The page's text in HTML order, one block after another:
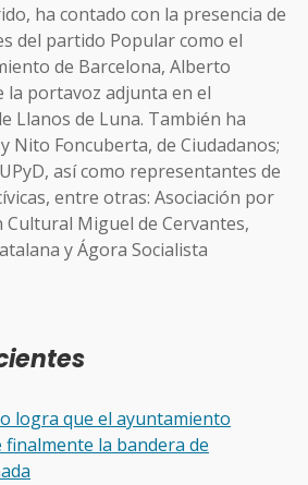
ha contado con la presencia de
del partido Popular como el
de Barcelona, Alberto
la portavoz adjunta en el
Llanos de Luna. También ha
Nito Foncuberta, de Ciudadanos;
así como representantes de
entre otras: Asociación por
Cultural Miguel de Cervantes,
y Ágora Socialista
logra que el ayuntamiento
finalmente la bandera de